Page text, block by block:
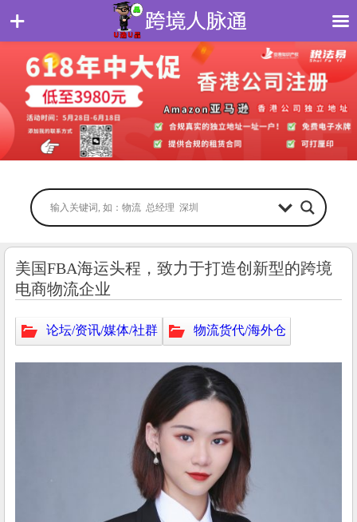
美国FBA海运头程，致力于打造创新型的跨境
电商物流企业
论坛/资讯/媒体/社群 物流货代/海外仓